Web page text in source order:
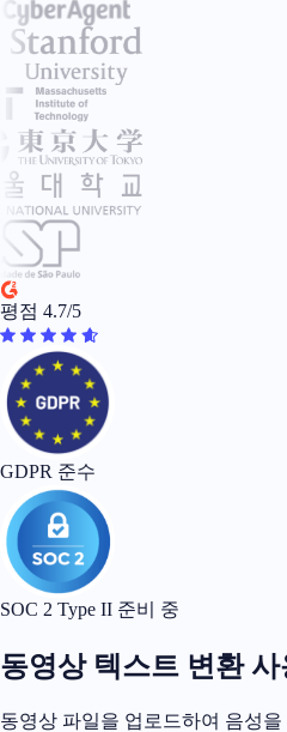
평점 4.7/5
GDPR 준수
SOC 2 Type II 준비 중
동영상 텍스트 변환 사
동영상 파일을 업로드하여 음성